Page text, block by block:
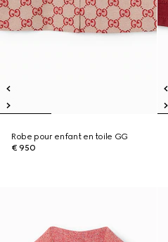
Robe pour enfant en toile GG
€ 950